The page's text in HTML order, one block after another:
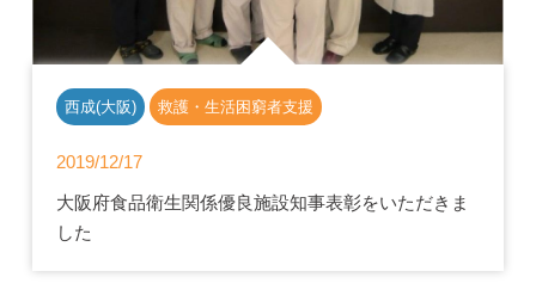
西成(大阪) 救護・生活困窮者支援
2019/12/17
大阪府食品衛生関係優良施設知事表彰をいただきま
した